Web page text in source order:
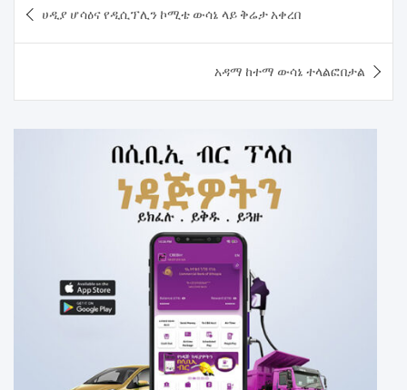
navigation
ሀዲያ ሆሳዕና የዲሲፕሊን ኮሚቴ ውሳኔ ላይ ቅሬታ አቀረበ
አዳማ ከተማ ውሳኔ ተላልፎበታል